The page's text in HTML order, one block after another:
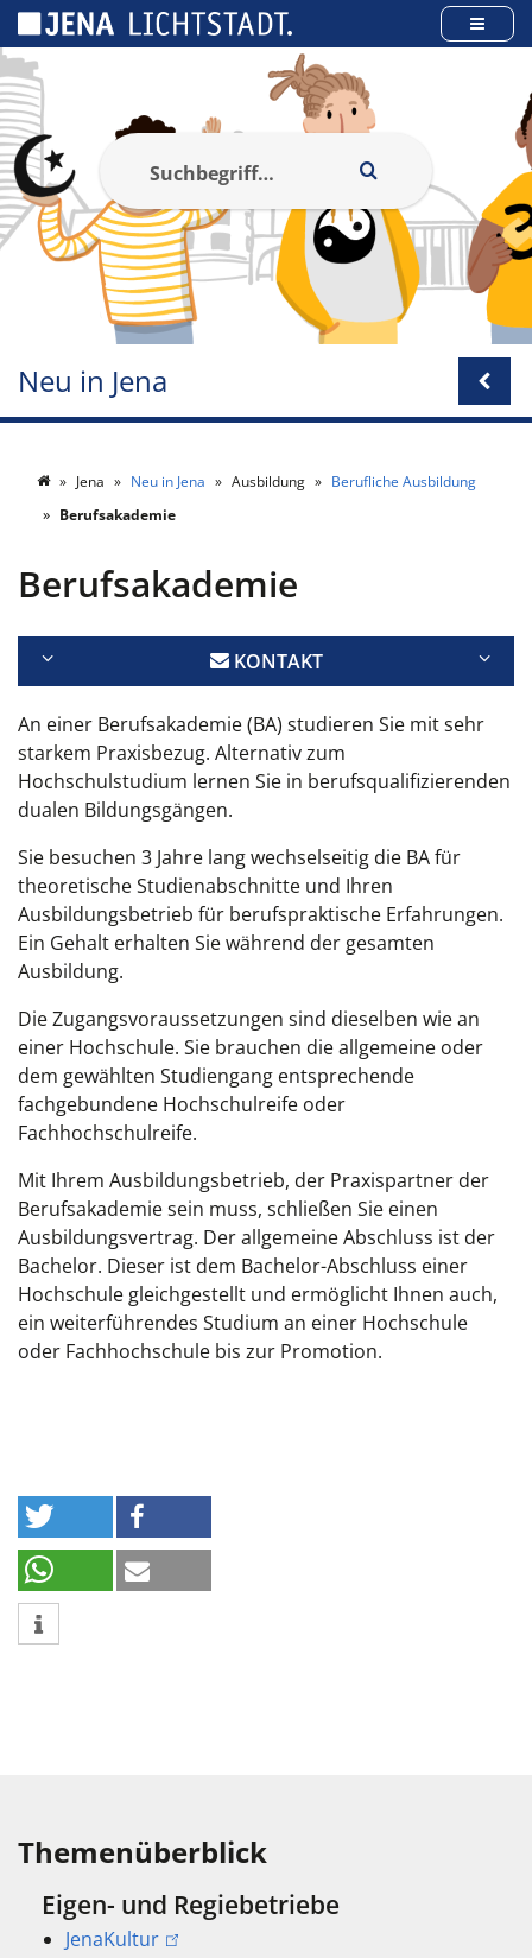
Neu in Jena
Jena Neu in Jena Ausbildung
Berufliche Ausbildung
Berufsakademie
Berufsakademie
KONTAKT
An einer Berufsakademie (BA) studieren Sie mit sehr
starkem Praxisbezug. Alternativ zum
Hochschulstudium lernen Sie in berufsqualifizierenden
dualen Bildungsgängen.
Sie besuchen 3 Jahre lang wechselseitig die BA für
theoretische Studienabschnitte und Ihren
Ausbildungsbetrieb für berufspraktische Erfahrungen.
Ein Gehalt erhalten Sie während der gesamten
Ausbildung.
Die Zugangsvoraussetzungen sind dieselben wie an
einer Hochschule. Sie brauchen die allgemeine oder
dem gewählten Studiengang entsprechende
fachgebundene Hochschulreife oder
Fachhochschulreife.
Mit Ihrem Ausbildungsbetrieb, der Praxispartner der
Berufsakademie sein muss, schließen Sie einen
Ausbildungsvertrag. Der allgemeine Abschluss ist der
Bachelor. Dieser ist dem Bachelor-Abschluss einer
Hochschule gleichgestellt und ermöglicht Ihnen auch,
ein weiterführendes Studium an einer Hochschule
oder Fachhochschule bis zur Promotion.
Themenüberblick
Eigen- und Regiebetriebe
JenaKultur
Cookie-Einstellungen